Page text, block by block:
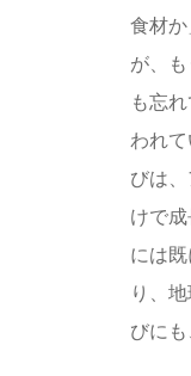
食材
が、
も忘
われ
びは
けで
には
り、
びに